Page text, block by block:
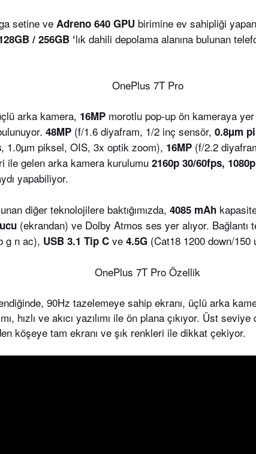
setine ve Adreno 640 GPU birimine ev sahipliği
/ 256GB ‘lık dahili depolama alanına bulunan
arka kamera, 16MP morotlu pop-up ön kameraya
48MP (f/1.6 diyafram, 1/2 inç sensör, 0.8µm
, 1.0µm piksel, OIS, 3x optik zoom), 16MP (f/2.2
ile gelen arka kamera kurulumu 2160p 30/60fps,
yapabiliyor.
diğer teknolojilere baktığımızda, 4085 mAh
(ekrandan) ve Dolby Atmos ses yer alıyor. Bağlantı
g n ac), USB 3.1 Tip C ve 4.5G (Cat18 1200 down/
90Hz tazelemeye sahip ekranı, üçlü arka
hızlı ve akıcı yazılımı ile ön plana çıkıyor. Üst
köşeye tam ekranı ve şık renkleri ile dikkat çekiyor.